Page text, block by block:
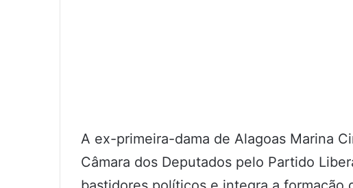
A ex-primeira-dama de Alagoas Marina
Câmara dos Deputados pelo Partido